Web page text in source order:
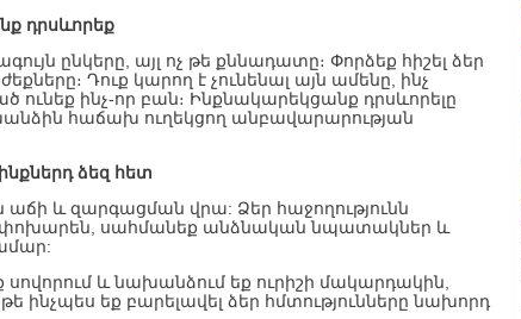
դրսևորեք
ընկերը, այլ ոչ թե քննադատը։ Փորձեք հիշել ձեր
Դուք կարող է չունենալ այն ամենը, ինչ
ունեք ինչ-որ բան։ Ինքնակարեկցանք դրսևորելը
հաճախ ուղեկցող անբավարարության
ձեզ հետ
և զարգացման վրա: Ձեր հաջողությունն
փոխարեն, սահմանեք անձնական նպատակներ և
սովորում և նախանձում եք ուրիշի մակարդակին,
ինչպես եք բարելավել ձեր հմտությունները նախորդ